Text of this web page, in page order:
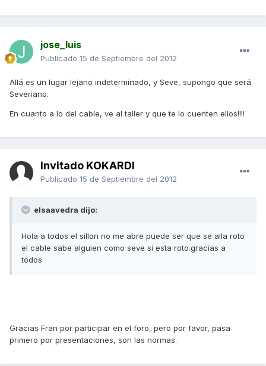
jose_luis
Publicado 15 de Septiembre del 2012
Allá es un lugar lejano indeterminado, y Seve, supongo que será
Severiano.
En cuanto a lo del cable, ve al taller y que te lo cuenten ellos!!!!
Invitado KOKARDI
Publicado 15 de Septiembre del 2012
elsaavedra dijo:
Hola a todos el sillon no me abre puede ser que se alla roto
el cable sabe alguien como seve si esta roto.gracias a
todos
Gracias Fran por participar en el foro, pero por favor, pasa
primero por presentaciones, son las normas.